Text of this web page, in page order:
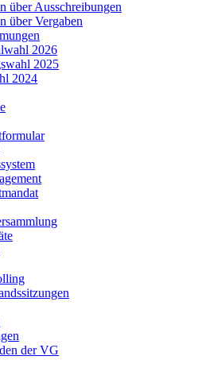
über Ausschreibungen
über Vergaben
2026
2025
2024
der VG